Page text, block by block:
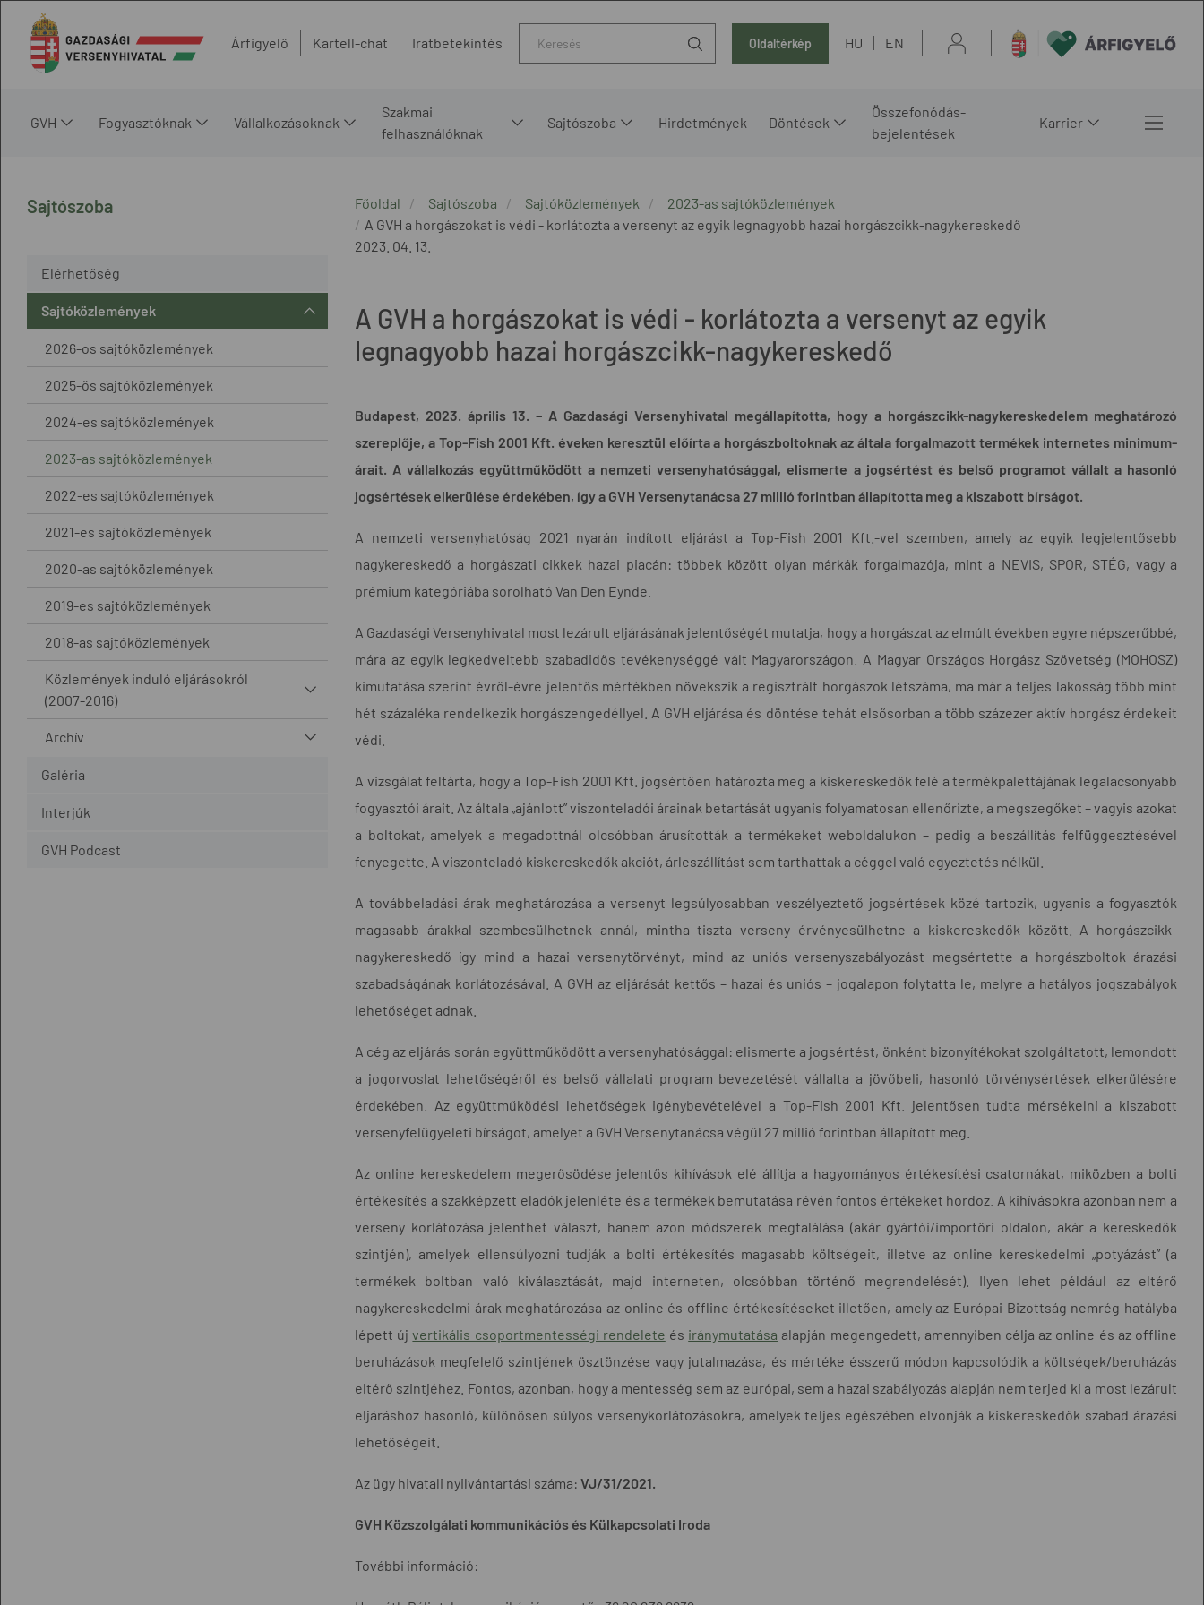
Árfigyelő Kartell-chat Iratbetekintés Oldaltérkép HU EN
GVH Fogyasztóknak Vállalkozásoknak
Szakmai
felhasználóknak
Sajtószoba Hirdetmények Döntések
Összefonódás-
bejelentések
Karrier
Sajtószoba
Elérhetőség
Sajtóközlemények
2026-os sajtóközlemények
2025-ös sajtóközlemények
2024-es sajtóközlemények
2023-as sajtóközlemények
2022-es sajtóközlemények
2021-es sajtóközlemények
2020-as sajtóközlemények
2019-es sajtóközlemények
2018-as sajtóközlemények
Közlemények induló eljárásokról
(2007-2016)
Archív
Galéria
Interjúk
GVH Podcast
Főoldal Sajtószoba Sajtóközlemények
2023-as sajtóközlemények
A GVH a horgászokat is védi - korlátozta a versenyt az egyik legnagyobb hazai horgászcikk-nagykereskedő
2023. 04. 13.
A GVH a horgászokat is védi - korlátozta a versenyt az egyik
legnagyobb hazai horgászcikk-nagykereskedő
Budapest, 2023. április 13. – A Gazdasági Versenyhivatal megállapította, hogy a horgászcikk-nagykereskedelem meghatározó
szereplője, a Top-Fish 2001 Kft. éveken keresztül előírta a horgászboltoknak az általa forgalmazott termékek internetes minimum-
árait. A vállalkozás együttműködött a nemzeti versenyhatósággal, elismerte a jogsértést és belső programot vállalt a hasonló
jogsértések elkerülése érdekében, így a GVH Versenytanácsa 27 millió forintban állapította meg a kiszabott bírságot.
A nemzeti versenyhatóság 2021 nyarán indított eljárást a Top-Fish 2001 Kft.-vel szemben, amely az egyik legjelentősebb
nagykereskedő a horgászati cikkek hazai piacán: többek között olyan márkák forgalmazója, mint a NEVIS, SPOR, STÉG, vagy a
prémium kategóriába sorolható Van Den Eynde.
A Gazdasági Versenyhivatal most lezárult eljárásának jelentőségét mutatja, hogy a horgászat az elmúlt években egyre népszerűbbé,
mára az egyik legkedveltebb szabadidős tevékenységgé vált Magyarországon. A Magyar Országos Horgász Szövetség (MOHOSZ)
kimutatása szerint évről-évre jelentős mértékben növekszik a regisztrált horgászok létszáma, ma már a teljes lakosság több mint
hét százaléka rendelkezik horgászengedéllyel. A GVH eljárása és döntése tehát elsősorban a több százezer aktív horgász érdekeit
védi.
A vizsgálat feltárta, hogy a Top-Fish 2001 Kft. jogsértően határozta meg a kiskereskedők felé a termékpalettájának legalacsonyabb
fogyasztói árait. Az általa „ajánlott” viszonteladói árainak betartását ugyanis folyamatosan ellenőrizte, a megszegőket – vagyis azokat
a boltokat, amelyek a megadottnál olcsóbban árusították a termékeket weboldalukon – pedig a beszállítás felfüggesztésével
fenyegette. A viszonteladó kiskereskedők akciót, árleszállítást sem tarthattak a céggel való egyeztetés nélkül.
A továbbeladási árak meghatározása a versenyt legsúlyosabban veszélyeztető jogsértések közé tartozik, ugyanis a fogyasztók
magasabb árakkal szembesülhetnek annál, mintha tiszta verseny érvényesülhetne a kiskereskedők között. A horgászcikk-
nagykereskedő így mind a hazai versenytörvényt, mind az uniós versenyszabályozást megsértette a horgászboltok árazási
szabadságának korlátozásával. A GVH az eljárását kettős – hazai és uniós – jogalapon folytatta le, melyre a hatályos jogszabályok
lehetőséget adnak.
A cég az eljárás során együttműködött a versenyhatósággal: elismerte a jogsértést, önként bizonyítékokat szolgáltatott, lemondott
a jogorvoslat lehetőségéről és belső vállalati program bevezetését vállalta a jövőbeli, hasonló törvénysértések elkerülésére
érdekében. Az együttműködési lehetőségek igénybevételével a Top-Fish 2001 Kft. jelentősen tudta mérsékelni a kiszabott
versenyfelügyeleti bírságot, amelyet a GVH Versenytanácsa végül 27 millió forintban állapított meg.
Az online kereskedelem megerősödése jelentős kihívások elé állítja a hagyományos értékesítési csatornákat, miközben a bolti
értékesítés a szakképzett eladók jelenléte és a termékek bemutatása révén fontos értékeket hordoz. A kihívásokra azonban nem a
verseny korlátozása jelenthet választ, hanem azon módszerek megtalálása (akár gyártói/importőri oldalon, akár a kereskedők
szintjén), amelyek ellensúlyozni tudják a bolti értékesítés magasabb költségeit, illetve az online kereskedelmi „potyázást” (a
termékek boltban való kiválasztását, majd interneten, olcsóbban történő megrendelését). Ilyen lehet például az eltérő
nagykereskedelmi árak meghatározása az online és offline értékesítéseket illetően, amely az Európai Bizottság nemrég hatályba
lépett újvertikális csoportmentességi rendelete és iránymutatása alapján megengedett, amennyiben célja az online és az offline
beruházások megfelelő szintjének ösztönzése vagy jutalmazása, és mértéke ésszerű módon kapcsolódik a költségek/beruházás
eltérő szintjéhez. Fontos, azonban, hogy a mentesség sem az európai, sem a hazai szabályozás alapján nem terjed ki a most lezárult
eljáráshoz hasonló, különösen súlyos versenykorlátozásokra, amelyek teljes egészében elvonják a kiskereskedők szabad árazási
lehetőségeit.
Az ügy hivatali nyilvántartási száma: VJ/31/2021.
GVH Közszolgálati kommunikációs és Külkapcsolati Iroda
További információ: